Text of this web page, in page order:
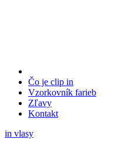
Čo je clip in
Vzorkovník farieb
Zľavy
Kontakt
in vlasy